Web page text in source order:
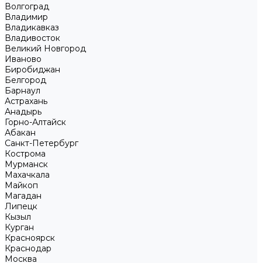
Волгоград
Владимир
Владикавказ
Владивосток
Великий Новгород
Иваново
Биробиджан
Белгород
Барнаул
Астрахань
Анадырь
Горно-Алтайск
Абакан
Санкт-Петербург
Кострома
Мурманск
Махачкала
Майкоп
Магадан
Липецк
Кызыл
Курган
Красноярск
Краснодар
Москва